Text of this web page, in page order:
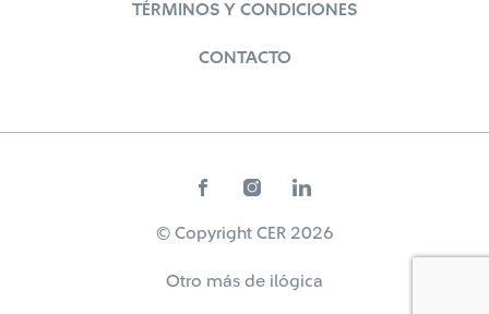
TÉRMINOS Y CONDICIONES
CONTACTO
© Copyright CER 2026
Otro más de ilógica